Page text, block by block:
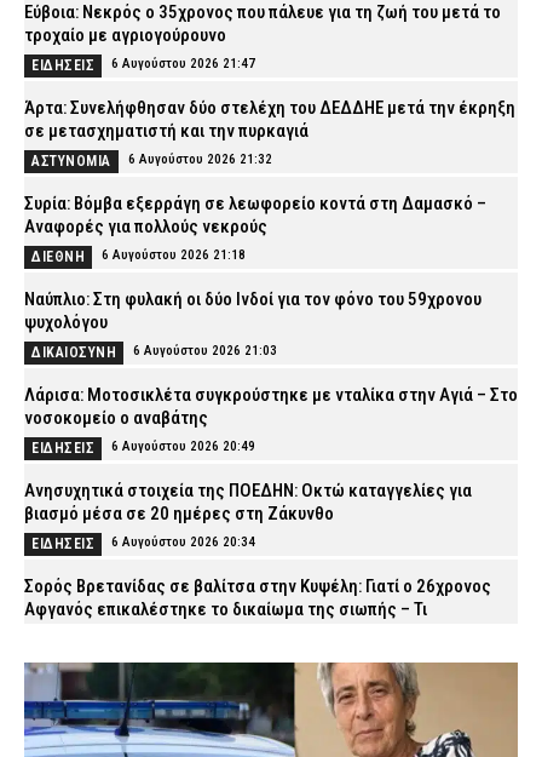
Εύβοια: Νεκρός ο 35χρονος που πάλευε για τη ζωή του μετά το
τροχαίο με αγριογούρουνο
ΕΙΔΗΣΕΙΣ 6 Αυγούστου 2026 21:47
Άρτα: Συνελήφθησαν δύο στελέχη του ΔΕΔΔΗΕ μετά την έκρηξη
σε μετασχηματιστή και την πυρκαγιά
ΑΣΤΥΝΟΜΙΑ 6 Αυγούστου 2026 21:32
Συρία: Βόμβα εξερράγη σε λεωφορείο κοντά στη Δαμασκό –
Αναφορές για πολλούς νεκρούς
ΔΙΕΘΝΗ 6 Αυγούστου 2026 21:18
Ναύπλιο: Στη φυλακή οι δύο Ινδοί για τον φόνο του 59χρονου
ψυχολόγου
ΔΙΚΑΙΟΣΥΝΗ 6 Αυγούστου 2026 21:03
Λάρισα: Μοτοσικλέτα συγκρούστηκε με νταλίκα στην Αγιά – Στο
νοσοκομείο ο αναβάτης
ΕΙΔΗΣΕΙΣ 6 Αυγούστου 2026 20:49
Ανησυχητικά στοιχεία της ΠΟΕΔΗΝ: Οκτώ καταγγελίες για
βιασμό μέσα σε 20 ημέρες στη Ζάκυνθο
ΕΙΔΗΣΕΙΣ 6 Αυγούστου 2026 20:34
Σορός Βρετανίδας σε βαλίτσα στην Κυψέλη: Γιατί ο 26χρονος
Αφγανός επικαλέστηκε το δικαίωμα της σιωπής – Τι
ΑΣΤΥΝΟΜΙΑ 6 Αυγούστου 2026 20:20
Πυρκαγιές: 325 αυτοψίες σε έξι περιφερειακές ενότητες –
Ακατάλληλα 118 κτίρια